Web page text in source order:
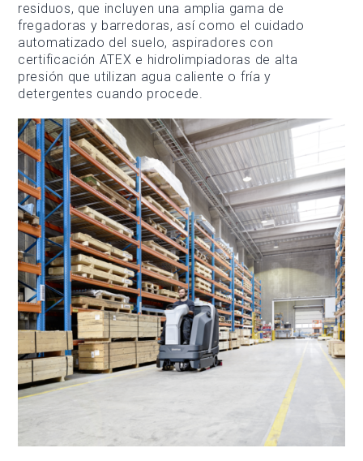
residuos, que incluyen una amplia gama de
fregadoras y barredoras, así como el cuidado
automatizado del suelo, aspiradores con
certificación ATEX e hidrolimpiadoras de alta
presión que utilizan agua caliente o fría y
detergentes cuando procede.